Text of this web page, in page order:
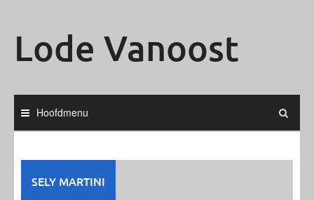
Lode Vanoost
Hoofdmenu
SELY MARTINI